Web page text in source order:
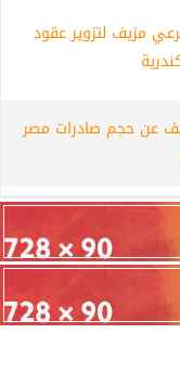
مزيف لتزوير عقود
عن حجم صادرات مصر